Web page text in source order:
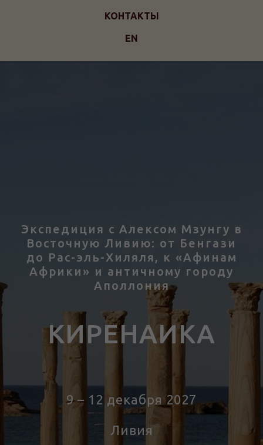
КОНТАКТЫ
EN
Экспедиция с Алексом Мзунгу в
Восточную Ливию: от Бенгази
до Рас-эль-Хиляля, к «Афинам
Африки» и античному городу
Аполлония
КИРЕНАИКА
9 – 12 декабря 2027
Ливия